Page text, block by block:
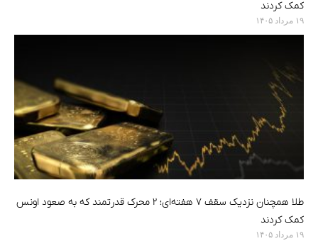
کمک کردند
۱۹ مرداد ۱۴۰۵
طلا همچنان نزدیک سقف ۷ هفته‌ای؛ ۲ محرک قدرتمند که به صعود اونس
کمک کردند
۱۹ مرداد ۱۴۰۵